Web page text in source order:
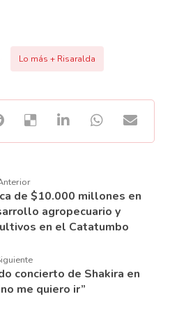
Lo más + Risaralda
de $10.000 millones en
agropecuario y
en el Catatumbo
concierto de Shakira en
me quiero ir”